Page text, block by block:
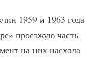
1959 и 1963 года
проезжую часть
на них наехала